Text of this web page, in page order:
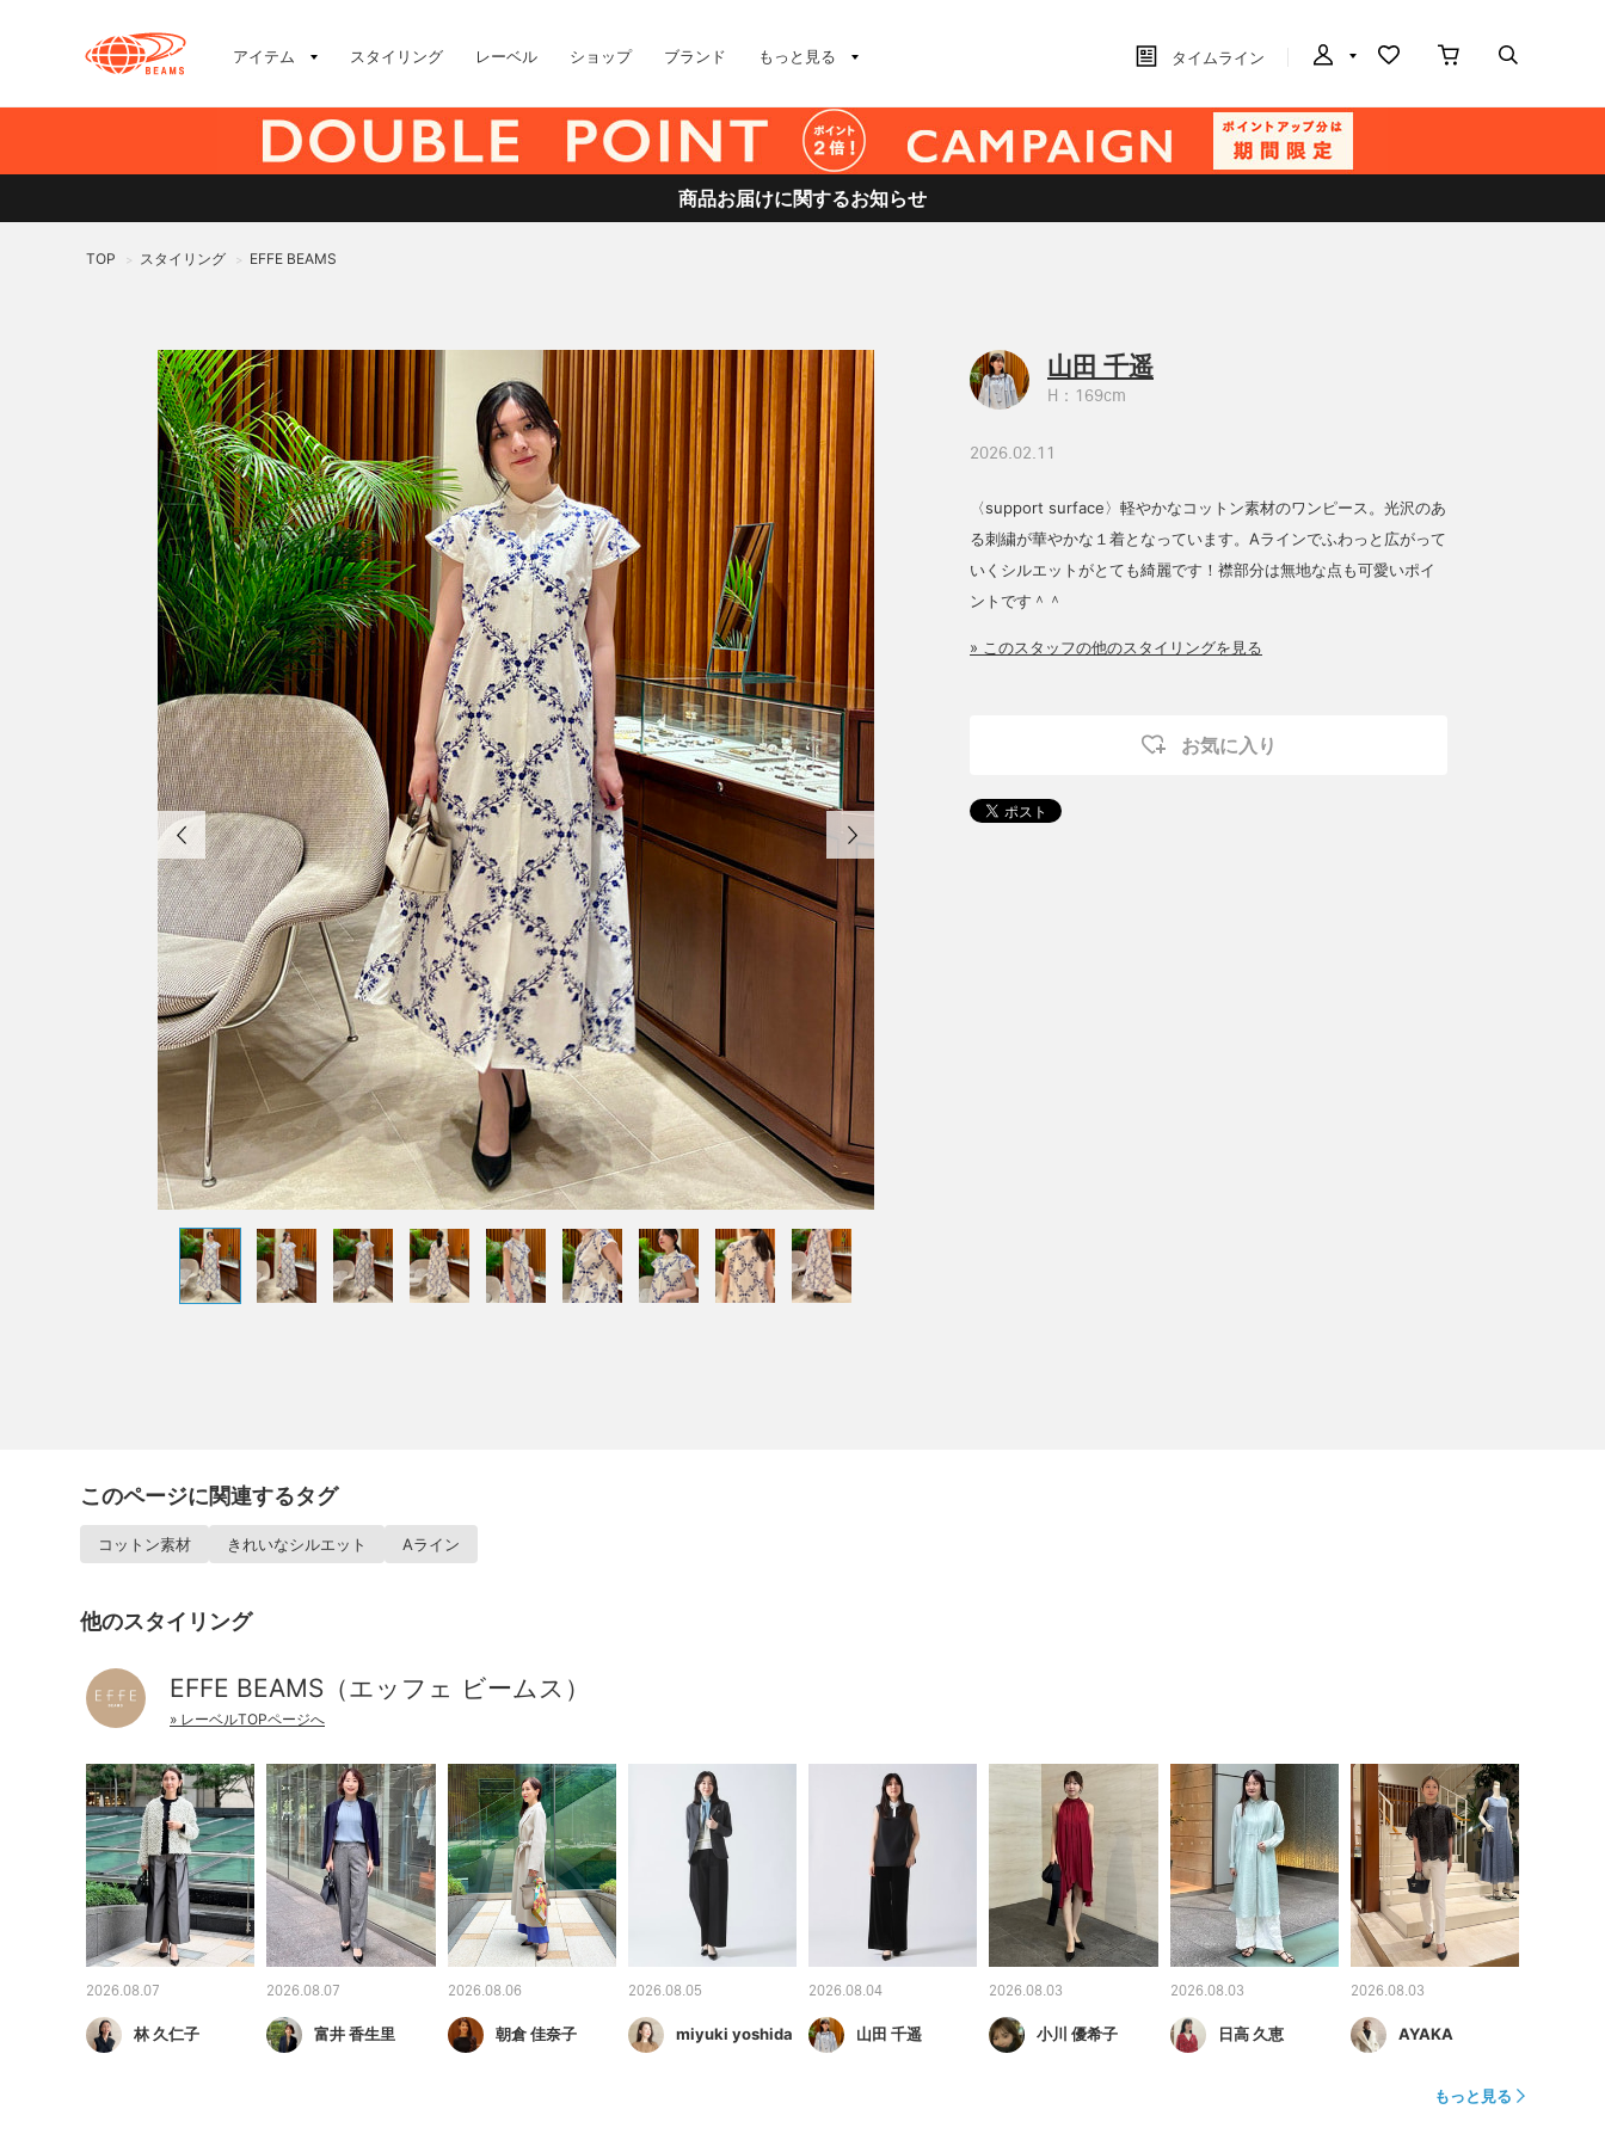
アイテム スタイリング レーベル ショップ ブランド もっと見る タイムライン
商品お届けに関するお知らせ
TOP > スタイリング > EFFE BEAMS
山田 千遥
H：169cm
2026.02.11
〈support surface〉軽やかなコットン素材のワンピース。光沢のあ
る刺繍が華やかな１着となっています。Aラインでふわっと広がって
いくシルエットがとても綺麗です！襟部分は無地な点も可愛いポイ
ントです＾＾
» このスタッフの他のスタイリングを見る
お気に入り
このページに関連するタグ
コットン素材 きれいなシルエット Aライン
他のスタイリング
EFFE BEAMS（エッフェ ビームス）
» レーベルTOPページへ
2026.08.07
林 久仁子
2026.08.07
富井 香生里
2026.08.06
朝倉 佳奈子
2026.08.05
miyuki yoshida
2026.08.04
山田 千遥
2026.08.03
小川 優希子
2026.08.03
日高 久恵
2026.08.03
AYAKA
もっと見る